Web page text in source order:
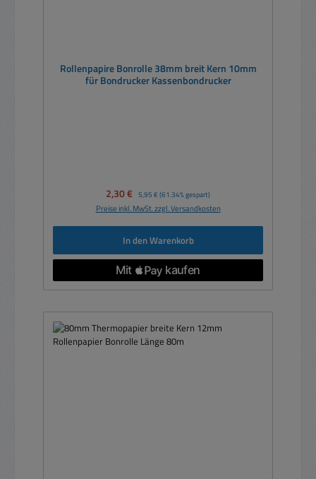
Rollenpapire Bonrolle 38mm breit Kern 10mm
für Bondrucker Kassenbondrucker
Verkaufspreis:
2,30 € Regulärer Preis:
5,95 € (61.34% gespart)
Preise inkl. MwSt. zzgl. Versandkosten
In den Warenkorb